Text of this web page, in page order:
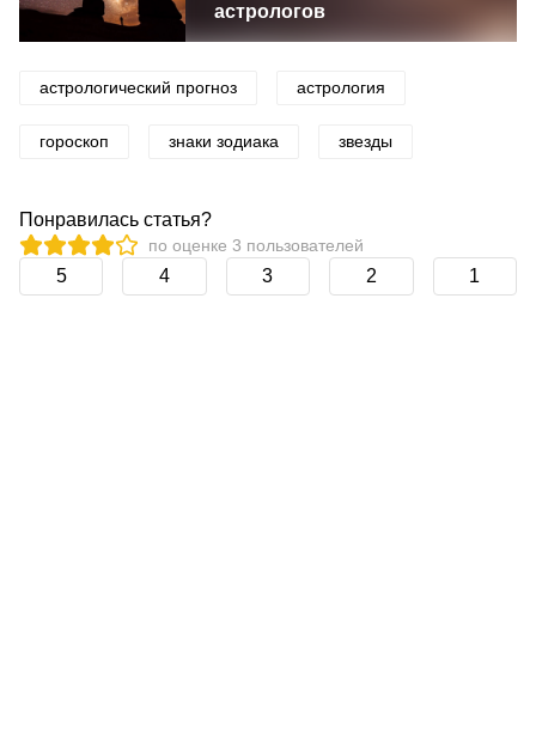
астрологов
астрологический прогноз астрология
гороскоп знаки зодиака звезды
Понравилась статья?
по оценке 3 пользователей
5 4 3 2 1